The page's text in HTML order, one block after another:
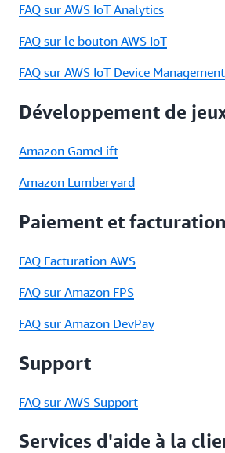
FAQ sur AWS IoT Analytics
FAQ sur le bouton AWS IoT
FAQ sur AWS IoT Device Management
Développement de
Amazon GameLift
Amazon Lumberyard
Paiement et facturation
FAQ Facturation AWS
FAQ sur Amazon FPS
FAQ sur Amazon DevPay
Support
FAQ sur AWS Support
Services d'aide à la